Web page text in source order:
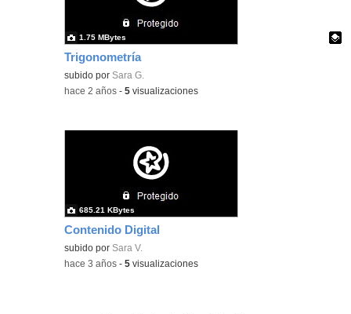
Trigonometría
Contenido educativo.
subido por Sara G.
1.75 MBytes
-hace 2 años -5 visualizaciones
Contenido Digital
subido por Sara V.
685.21 KBytes
-hace 3 años -5 visualizaciones